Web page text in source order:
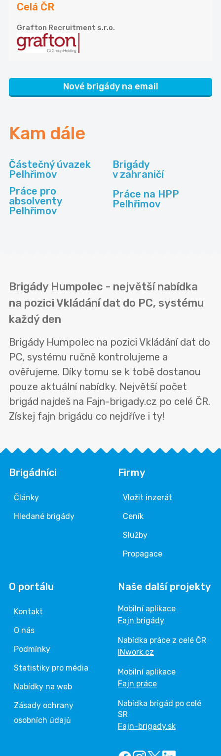
Celá ČR
Grafton Recruitment s.r.o.
Nové brigády na email
Kam dále
Částečný úvazek
Pelhřimov
Brigády
v zahraničí
Práce pro
absolventy
Pelhřimov
Práce na HPP
Pelhřimov
Brigády Humpolec - největší nabídka
na pozici Vkládání dat do PC, systému
každý den
Brigády Humpolec na pozici Vkládání dat do
PC, systému ručně kontrolujeme a
ověřujeme. Díky tomu se k tobě dostanou
pouze aktuální nabídky. Největší počet
brigád najdeš na Fajn-brigady.cz po celé ČR.
Získej fajn brigádu co nejdříve i ty!
Brigádníci
Články
Hledané brigády
Firmy
Vložit inzerát
Ceník
Služby
Propagace
O portálu
Kontakt
O nás
Podmínky
Statistiky pro média
Nabídky na web
Zásady ochrany
osobních údajů
Naše další projekty
Mobilní aplikace
Fajn brigády
Nabídka práce z celé ČR
INwork.cz
Mobilní aplikace
Fajn práce
Nabídka brigád po celé
SR
Fajn-brigady.sk